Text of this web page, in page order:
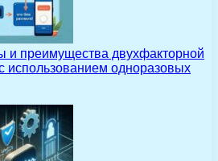
и преимущества двухфакторной
использованием одноразовых